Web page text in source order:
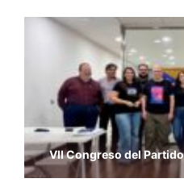
VII Congreso del